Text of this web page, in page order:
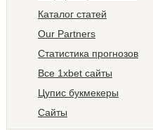
Каталог статей
Our Partners
Статистика прогнозов
Все 1xbet сайты
Цупис букмекеры
Сайты